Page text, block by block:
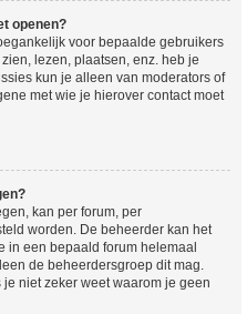
openen?
voor bepaalde gebruikers
lezen, plaatsen, enz. heb je
kun je alleen van moderators of
met wie je hierover contact moet
kan per forum, per
worden. De beheerder kan het
in een bepaald forum helemaal
de beheerdersgroep dit mag.
niet zeker weet waarom je geen